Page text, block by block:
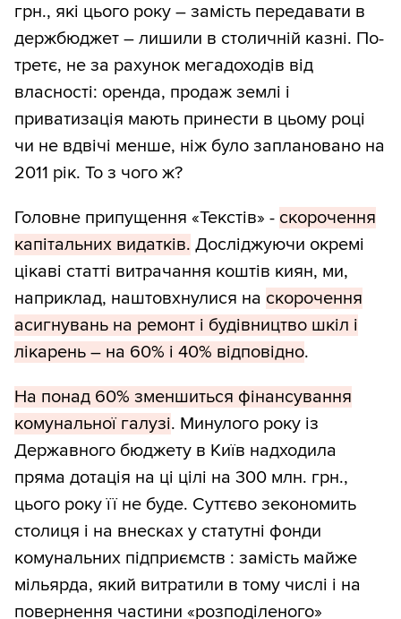
грн., які цього року – замість передавати в
держбюджет – лишили в столичній казні. По-
третє, не за рахунок мегадоходів від
власності: оренда, продаж землі і
приватизація мають принести в цьому році
чи не вдвічі менше, ніж було заплановано на
2011 рік. То з чого ж?
Головне припущення «Текстів» - скорочення
капітальних видатків. Досліджуючи окремі
цікаві статті витрачання коштів киян, ми,
наприклад, наштовхнулися на скорочення
асигнувань на ремонт і будівництво шкіл і
лікарень – на 60% і 40% відповідно.
На понад 60% зменшиться фінансування
комунальної галузі. Минулого року із
Державного бюджету в Київ надходила
пряма дотація на ці цілі на 300 млн. грн.,
цього року її не буде. Суттєво зекономить
столиця і на внесках у статутні фонди
комунальних підприємств : замість майже
мільярда, який витратили в тому числі і на
повернення частини «розподіленого»